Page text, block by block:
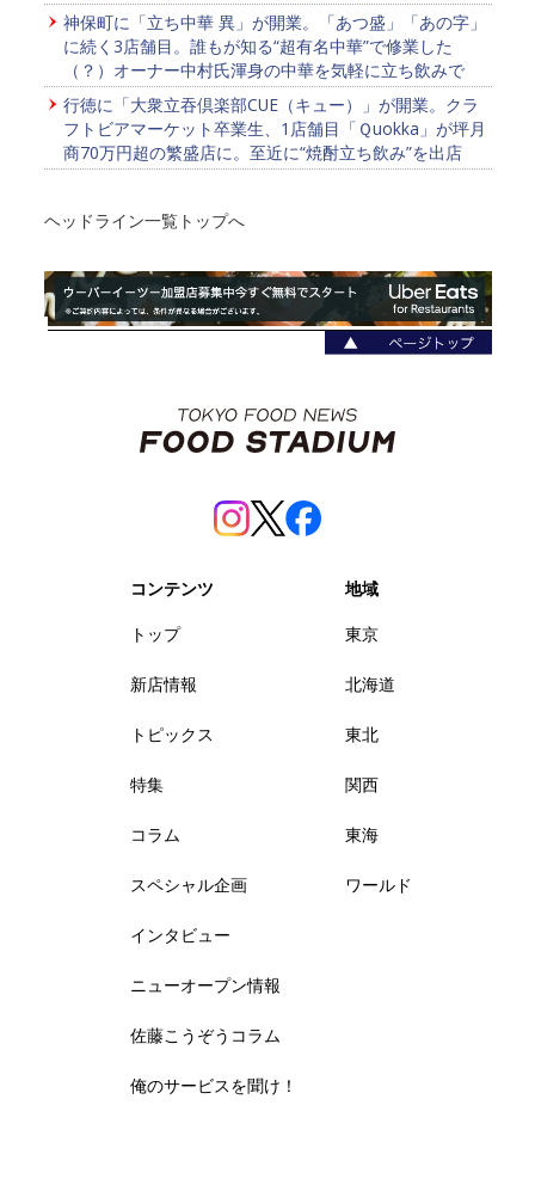
神保町に「立ち中華 異」が開業。「あつ盛」「あの字」
に続く3店舗目。誰もが知る“超有名中華”で修業した
（？）オーナー中村氏渾身の中華を気軽に立ち飲みで
行徳に「大衆立吞倶楽部CUE（キュー）」が開業。クラ
フトビアマーケット卒業生、1店舗目「Ｑuokka」が坪月
商70万円超の繁盛店に。至近に“焼酎立ち飲み”を出店
ヘッドライン一覧トップへ
コンテンツ
トップ
新店情報
トピックス
特集
コラム
スペシャル企画
インタビュー
ニューオープン情報
佐藤こうぞうコラム
俺のサービスを聞け！
地域
東京
北海道
東北
関西
東海
ワールド